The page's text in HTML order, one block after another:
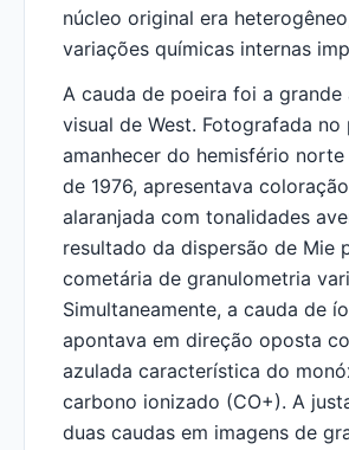
núcleo original era
variações químicas internas
A cauda de poeira foi a grande
visual de West. Fotografada no
amanhecer do hemisfério
de 1976, apresentava
alaranjada com tonalidades
resultado da dispersão de Mie
cometária de granulometria
Simultaneamente, a cauda de
apontava em direção oposta
azulada característica do
carbono ionizado (CO+). A
duas caudas em imagens de